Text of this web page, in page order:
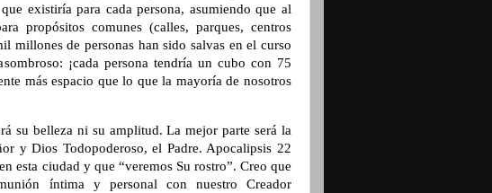
existiría para cada persona, asumiendo que al
propósitos comunes (calles, parques, centros
millones de personas han sido salvas en el curso
¡cada persona tendría un cubo con 75
más espacio que lo que la mayoría de nosotros
su belleza ni su amplitud. La mejor parte será la
y Dios Todopoderoso, el Padre. Apocalipsis 22
esta ciudad y que “veremos Su rostro”. Creo que
íntima y personal con nuestro Creador